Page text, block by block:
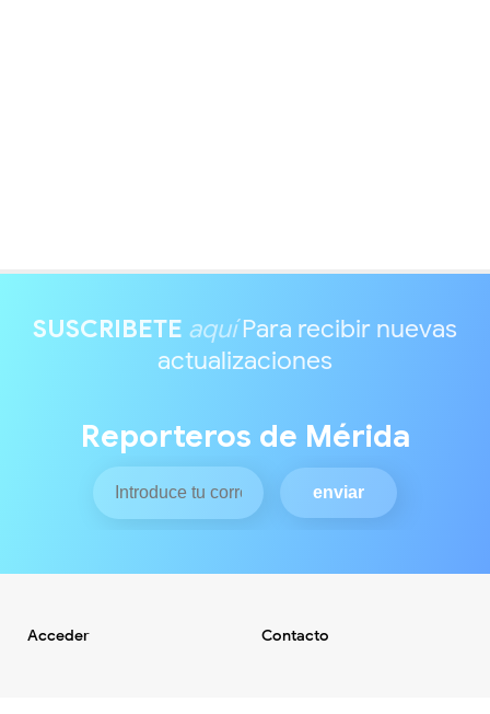
SUSCRIBETE aquíPara recibir nuevas
actualizaciones
Reporteros de Mérida
Acceder Contacto